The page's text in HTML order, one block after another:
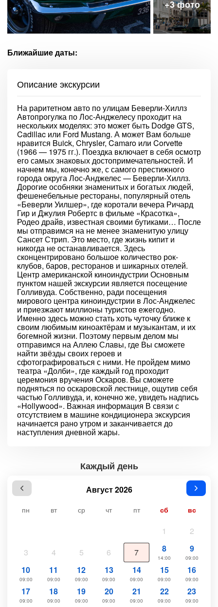
Ближайшие даты:
Описание экскурсии
На раритетном авто по улицам Беверли-Хиллз
Автопрогулка по Лос-Анджелесу проходит на
нескольких моделях: это может быть Dodge GTS,
Cadillac или Ford Mustang. А может Вам больше
нравится Buick, Chrysler, Camaro или Corvette
(1966 — 1975 гг.). Поездка включает в себя осмотр
его самых знаковых достопримечательностей. И
начнем мы, конечно же, с самого престижного
города округа Лос-Анджелес — Беверли-Хиллз.
Дорогие особняки знаменитых и богатых людей,
фешенебельные рестораны, популярный отель
«Беверли Уилшер», где коротали вечера Ричард
Гир и Джулия Робертс в фильме «Красотка»,
Родео драйв, известная своими бутиками… После
мы отправимся на не менее знаменитую улицу
Сансет Стрип. Это место, где жизнь кипит и
никогда не останавливается. Здесь
сконцентрировано большое количество рок-
клубов, баров, ресторанов и шикарных отелей.
Центр американской киноиндустрии Основным
пунктом нашей экскурсии является посещение
Голливуда. Собственно, ради посещения
мирового центра киноиндустрии в Лос-Анджелес
и приезжают миллионы туристов ежегодно.
Именно здесь можно стать хоть чуточку ближе к
своим любимым киноактёрам и музыкантам, и их
богемной жизни. Поэтому первым делом мы
отправимся на Аллею Славы, где Вы сможете
найти звёзды своих героев и
сфотографироваться с ними. Не пройдем мимо
театра «Долби», где каждый год проходит
церемония вручения Оскаров. Вы сможете
подняться по оскаровской лестнице, ощутив себя
частью Голливуда, и, конечно же, увидеть надпись
«Hollywood». Важная информация В связи с
отсутствием в машине кондиционера экскурсия
начинается рано утром и заканчивается до
наступления дневной жары.
Каждый день
Август 2026
пн вт ср чт пт сб вс
1
2
3
4 5 6 7 8
14:00
9
09:00
10
09:00
11
09:00
12
09:00
13
09:00
14
09:00
15
09:00
16
09:00
17
09:00
18
09:00
19
09:00
20
09:00
21
09:00
22
09:00
23
09:00